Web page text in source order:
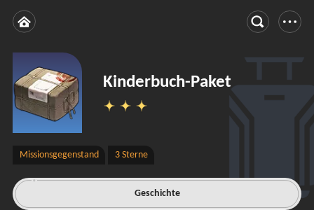
Kinderbuch-Paket
Missionsgegenstand 3 Sterne
Geschichte